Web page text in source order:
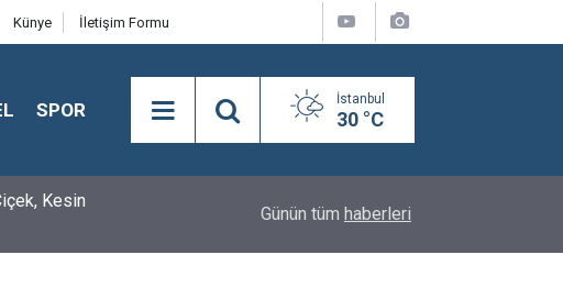
Künye İletişim Formu
SPOR İstanbul
30 °C
Necdet Saraç: “Terörsüz Türkiye’den Terörsüz
Günün tüm haberleri